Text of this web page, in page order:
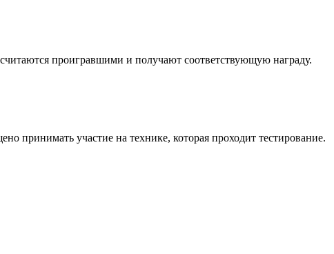
проигравшими и получают соответствующую награду.
принимать участие на технике, которая проходит тестирование.